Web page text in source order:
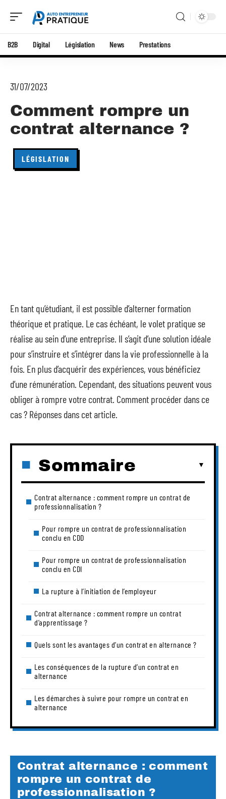
B2B Digital Législation News Prestations
31/07/2023
Comment rompre un
contrat alternance ?
LÉGISLATION
En tant qu’étudiant, il est possible d’alterner formation
théorique et pratique. Le cas échéant, le volet pratique se
réalise au sein d’une entreprise. Il s’agit d’une solution idéale
pour s’instruire et s’intégrer dans la vie professionnelle à la
fois. En plus d’acquérir des expériences, vous bénéficiez
d’une rémunération. Cependant, des situations peuvent vous
obliger à rompre votre contrat. Comment procéder dans ce
cas ? Réponses dans cet article.
Sommaire
Contrat alternance : comment rompre un contrat de
professionnalisation ?
Pour rompre un contrat de professionnalisation
conclu en CDD
Pour rompre un contrat de professionnalisation
conclu en CDI
La rupture à l’initiation de l’employeur
Contrat alternance : comment rompre un contrat
d’apprentissage ?
Quels sont les avantages d’un contrat en alternance ?
Les conséquences de la rupture d’un contrat en
alternance
Les démarches à suivre pour rompre un contrat en
alternance
Contrat alternance : comment
rompre un contrat de
professionnalisation ?